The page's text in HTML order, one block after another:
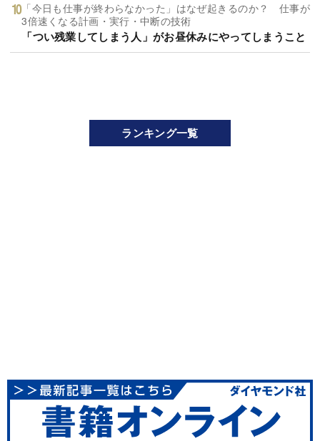
「今日も仕事が終わらなかった」はなぜ起きるのか？ 仕事が
3倍速くなる計画・実行・中断の技術
「つい残業してしまう人」がお昼休みにやってしまうこと
ランキング一覧